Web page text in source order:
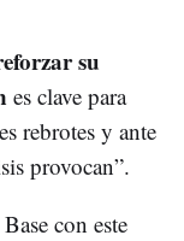
su
es clave para
rebrotes y ante
provocan”.
con este